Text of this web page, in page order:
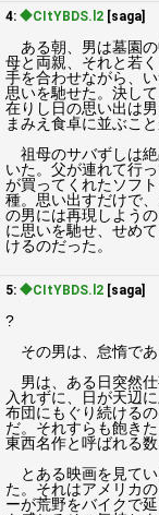
4: ◆CItYBDS.l2 [saga]
ある朝、男は墓園の
母と両親、それと若
手を合わせながら、
思いを馳せた。決し
在りし日の思い出は
まみえ食卓に並ぶこ
祖母のサバずしは絶
いた。父が連れて行
が買ってくれたソフ
種。思い出すだけで
の男には再現しよう
に思いを馳せ、せめ
けるのだった。
5: ◆CItYBDS.l2 [saga]
?
その男は、怠惰であ
男は、ある日突然仕
入れずに、日が天辺
布団にもぐり続ける
だ。それすらも飽き
東西名作と呼ばれる
とある映画を見てい
た。それはアメリカ
ーが荒野をバイクで